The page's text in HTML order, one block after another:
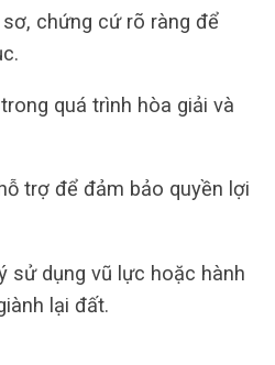
chứng cứ rõ ràng để
quá trình hòa giải và
trợ để đảm bảo quyền lợi
sử dụng vũ lực hoặc hành
lại đất.